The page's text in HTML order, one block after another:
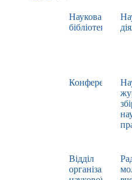
Наукова
бібліотека
Конференції
Відділ
організації